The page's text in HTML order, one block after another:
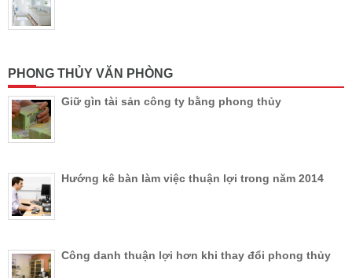
PHONG THỦY VĂN PHÒNG
Giữ gìn tài sản công ty bằng phong thủy
Hướng kê bàn làm việc thuận lợi trong năm 2014
Công danh thuận lợi hơn khi thay đổi phong thủy